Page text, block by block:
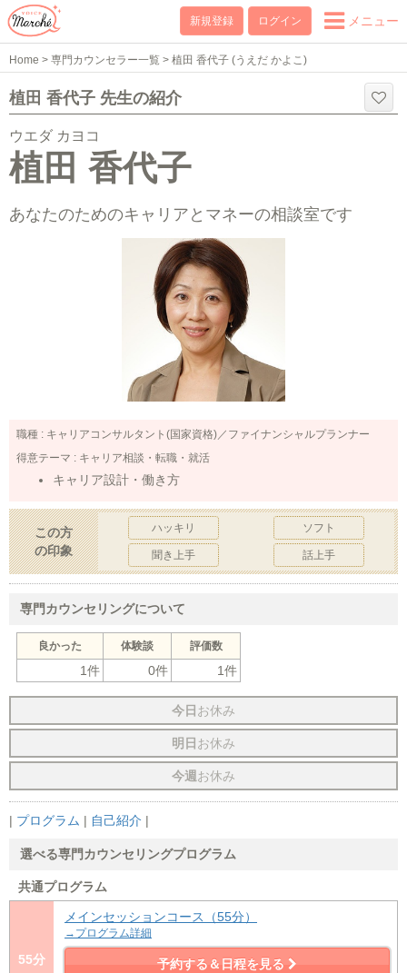
新規登録 ログイン メニュー
Home > 専門カウンセラー一覧 > 植田 香代子 (うえだ かよこ)
植田 香代子 先生の紹介
ウエダ カヨコ
植田 香代子
あなたのためのキャリアとマネーの相談室です
職種 : キャリアコンサルタント(国家資格)／ファイナンシャルプランナー
得意テーマ : キャリア相談・転職・就活
キャリア設計・働き方
この方
の印象
ハッキリ ソフト
聞き上手 話上手
専門カウンセリングについて
良かった 体験談 評価数
1件 0件 1件
今日 お休み
明日 お休み
今週 お休み
| プログラム | 自己紹介 |
選べる専門カウンセリングプログラム
共通プログラム
55分
メインセッションコース（55分）
→プログラム詳細
予約する＆日程を見る